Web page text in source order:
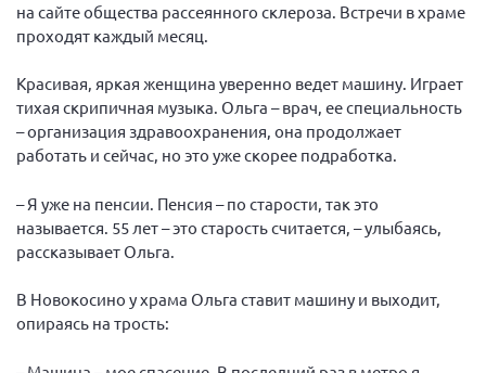
Конференция ОООИБРС 2023
Конференция ОООИБРС 2022
Конференция ОООИБРС 2021
Конференция ВСЭ 2021
Конференция ОООИБРС 2020
Первый съезд
Второй съезд
Четвертый съезд
на сайте общества рассеянного склероза. Встречи в храме
проходят каждый месяц.
Красивая, яркая женщина уверенно ведет машину. Играет
тихая скрипичная музыка. Ольга – врач, ее специальность
– организация здравоохранения, она продолжает
работать и сейчас, но это уже скорее подработка.
– Я уже на пенсии. Пенсия – по старости, так это
называется. 55 лет – это старость считается, – улыбаясь,
рассказывает Ольга.
В Новокосино у храма Ольга ставит машину и выходит,
опираясь на трость: